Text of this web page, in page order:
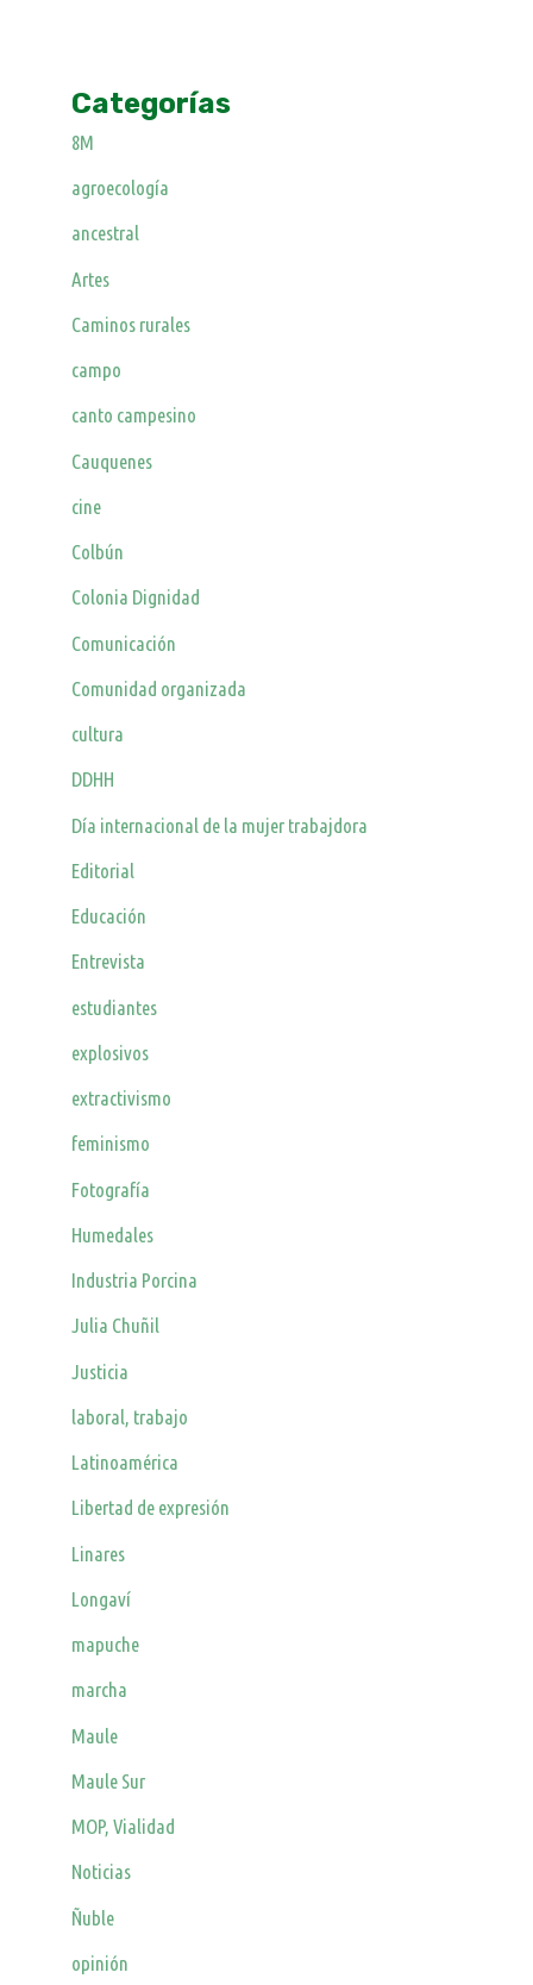
Categorías
8M
agroecología
ancestral
Artes
Caminos rurales
campo
canto campesino
Cauquenes
cine
Colbún
Colonia Dignidad
Comunicación
Comunidad organizada
cultura
DDHH
Día internacional de la mujer trabajdora
Editorial
Educación
Entrevista
estudiantes
explosivos
extractivismo
feminismo
Fotografía
Humedales
Industria Porcina
Julia Chuñil
Justicia
laboral, trabajo
Latinoamérica
Libertad de expresión
Linares
Longaví
mapuche
marcha
Maule
Maule Sur
MOP, Vialidad
Noticias
Ñuble
opinión